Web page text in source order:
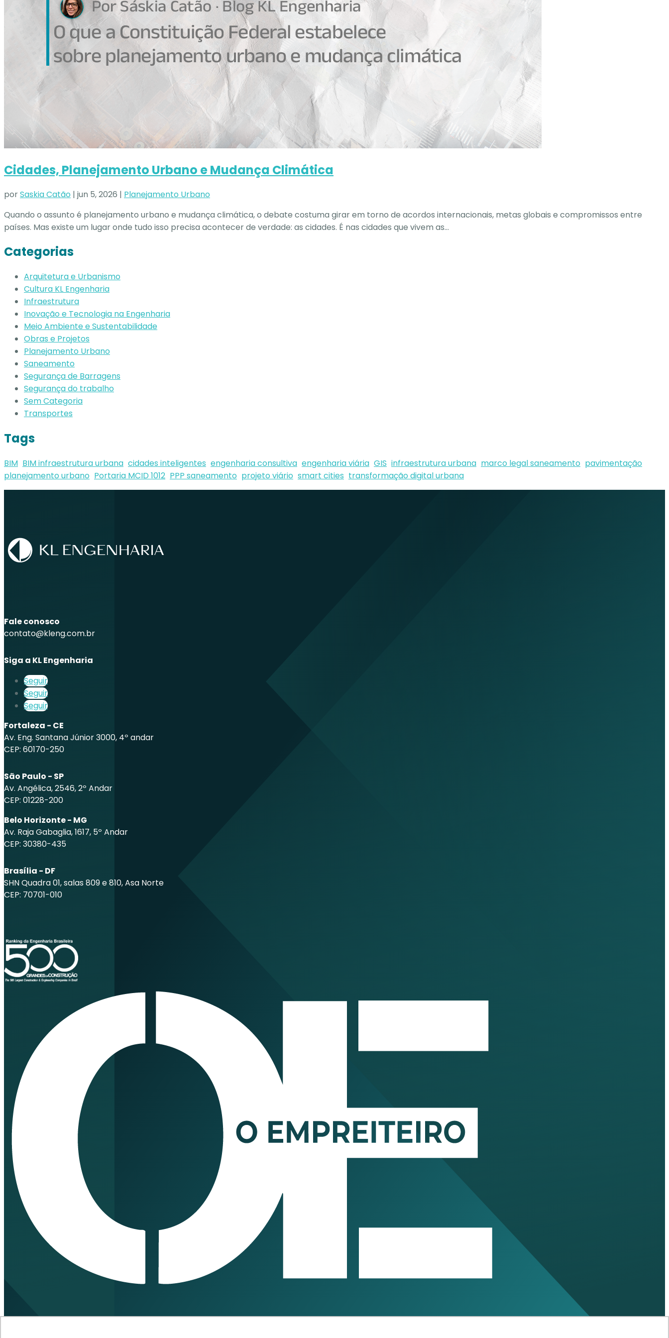
Cidades, Planejamento Urbano e Mudança Climática
porSaskia Catão | jun 5, 2026 | Planejamento Urbano
Quando o assunto é planejamento urbano e mudança climática, o debate costuma girar em torno de acordos internacionais, metas globais e compromissos entre
países. Mas existe um lugar onde tudo isso precisa acontecer de verdade: as cidades. É nas cidades que vivem as...
Categorias
Arquitetura e Urbanismo
Cultura KL Engenharia
Infraestrutura
Inovação e Tecnologia na Engenharia
Meio Ambiente e Sustentabilidade
Obras e Projetos
Planejamento Urbano
Saneamento
Segurança de Barragens
Segurança do trabalho
Sem Categoria
Transportes
Tags
BIM BIM infraestrutura urbana cidades inteligentes engenharia consultiva engenharia viária GIS infraestrutura urbana marco legal saneamento pavimentação
planejamento urbano Portaria MCID 1012 PPP saneamento projeto viário smart cities transformação digital urbana
Fale conosco
contato@kleng.com.br
Siga a KL Engenharia
Seguir
Seguir
Seguir
Fortaleza - CE
Av. Eng. Santana Júnior 3000, 4º andar
CEP: 60170-250
São Paulo - SP
Av. Angélica, 2546, 2º Andar
CEP: 01228-200
Belo Horizonte - MG
Av. Raja Gabaglia, 1617, 5º Andar
CEP: 30380-435
Brasília - DF
SHN Quadra 01, salas 809 e 810, Asa Norte
CEP: 70701-010